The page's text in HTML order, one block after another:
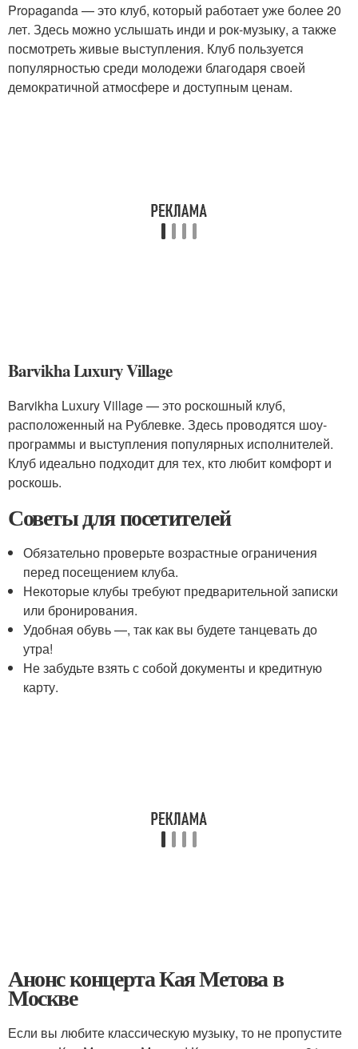
Propaganda — это клуб, который работает уже более 20
лет. Здесь можно услышать инди и рок-музыку, а также
посмотреть живые выступления. Клуб пользуется
популярностью среди молодежи благодаря своей
демократичной атмосфере и доступным ценам.
Barvikha Luxury Village
Barvikha Luxury Village — это роскошный клуб,
расположенный на Рублевке. Здесь проводятся шоу-
программы и выступления популярных исполнителей.
Клуб идеально подходит для тех, кто любит комфорт и
роскошь.
Советы для посетителей
Обязательно проверьте возрастные ограничения
перед посещением клуба.
Некоторые клубы требуют предварительной записки
или бронирования.
Удобная обувь —, так как вы будете танцевать до
утра!
Не забудьте взять с собой документы и кредитную
карту.
Анонс концерта Кая Метова в
Москве
Если вы любите классическую музыку, то не пропустите